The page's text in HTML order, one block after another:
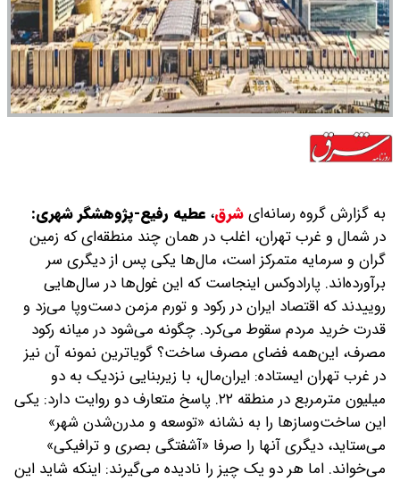
به گزارش گروه رسانه‌ایشرق، عطیه رفیع-پژوهشگر شهری:
در شمال و غرب تهران، اغلب در همان چند منطقه‌ای که زمین
گران و سرمایه متمرکز است، مال‌ها یکی پس از دیگری سر
برآورده‌اند. پارادوکس اینجاست که این غول‌ها در سال‌هایی
روییدند که اقتصاد ایران در رکود و تورم مزمن دست‌وپا می‌زد و
قدرت خرید مردم سقوط می‌کرد. چگونه می‌شود در میانه‌ رکود
مصرف، این‌همه فضای مصرف ساخت؟ گویاترین نمونه‌ آن نیز
در غرب تهران ایستاده: ایران‌مال، با زیربنایی نزدیک به دو
میلیون مترمربع در منطقه ۲۲. پاسخ متعارف دو روایت دارد: یکی
این ساخت‌وسازها را به نشانه «توسعه و مدرن‌شدن شهر»
می‌ستاید، دیگری آنها را صرفا «آشفتگی بصری و ترافیکی»
می‌خواند. اما هر دو یک چیز را نادیده می‌گیرند: اینکه شاید این